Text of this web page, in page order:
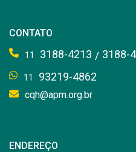
CONTATO
11 3188-4213 / 3188-
11 93219-4862
cqh@apm.org.br
ENDEREÇO